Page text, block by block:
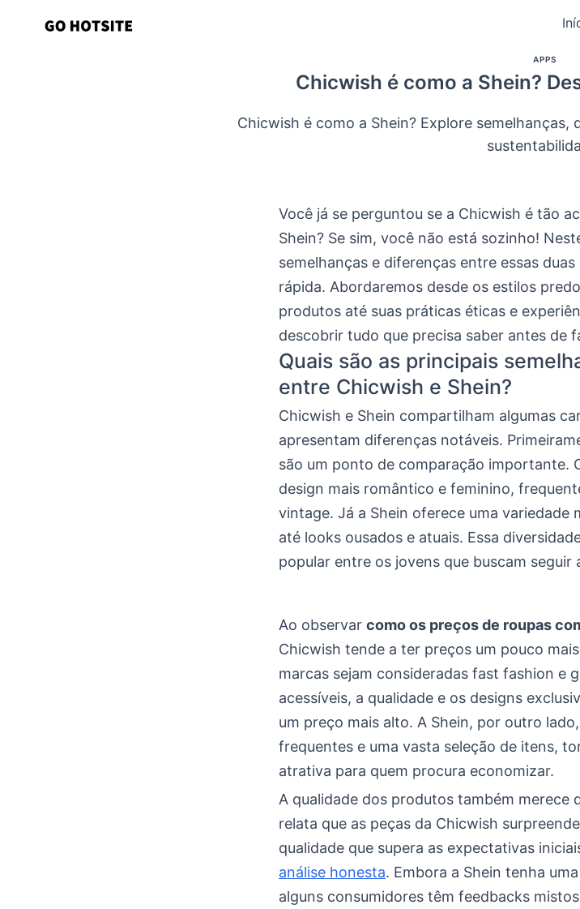
APPS
Chicwish é como a Shein?
Chicwish é como a Shein? Explore
Você já se perguntou se a Chicwish é tão
Shein? Se sim, você não está sozinho!
semelhanças e diferenças entre essas
rápida. Abordaremos desde os estilos
produtos até suas práticas éticas e
descobrir tudo que precisa saber antes de
Quais são as principais
entre Chicwish e Shein?
Chicwish e Shein compartilham algumas
apresentam diferenças notáveis.
são um ponto de comparação importante.
design mais romântico e feminino,
vintage. Já a Shein oferece uma variedade
até looks ousados e atuais. Essa
popular entre os jovens que buscam seguir
Ao observar como os preços de roupas
Chicwish tende a ter preços um pouco
marcas sejam consideradas fast fashion e
acessíveis, a qualidade e os designs
um preço mais alto. A Shein, por outro
frequentes e uma vasta seleção de itens,
atrativa para quem procura economizar.
A qualidade dos produtos também merece
relata que as peças da Chicwish
qualidade que supera as expectativas
análise honesta. Embora a Shein tenha
alguns consumidores têm feedbacks